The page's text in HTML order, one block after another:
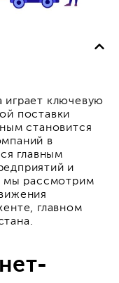
играет ключевую
поставки
становится
в
главным
и
мы рассмотрим
главном